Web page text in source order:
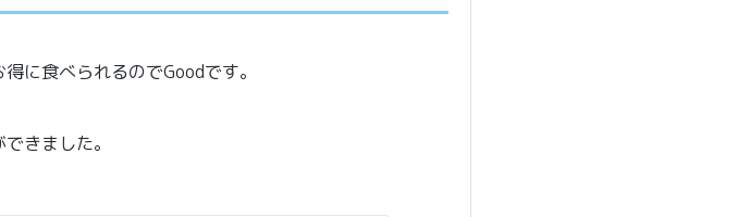
に食べられるのでGoodです。
きました。